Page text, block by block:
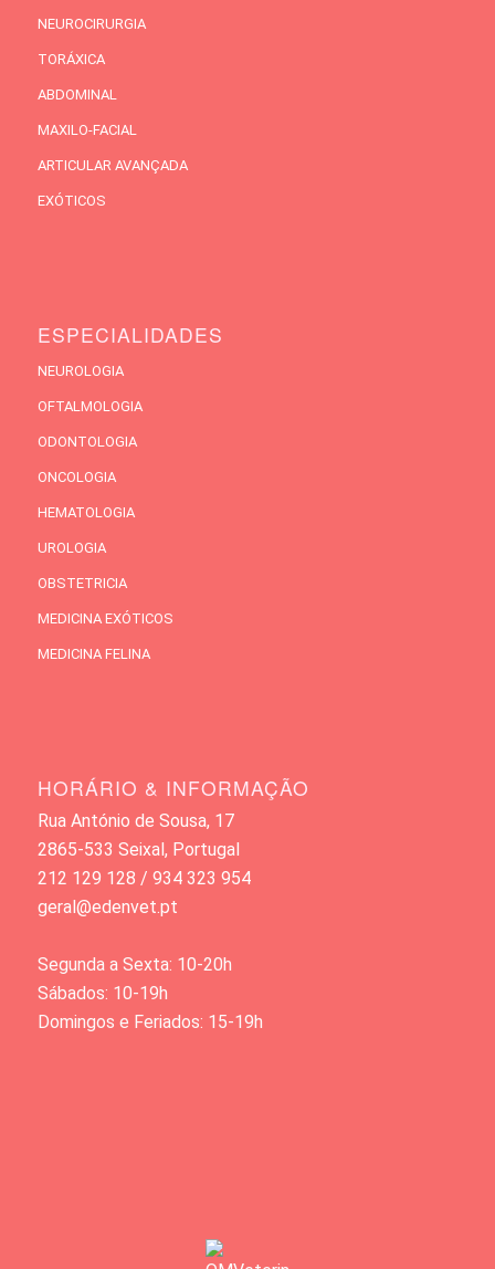
NEUROCIRURGIA
TORÁXICA
ABDOMINAL
MAXILO-FACIAL
ARTICULAR AVANÇADA
EXÓTICOS
ESPECIALIDADES
NEUROLOGIA
OFTALMOLOGIA
ODONTOLOGIA
ONCOLOGIA
HEMATOLOGIA
UROLOGIA
OBSTETRICIA
MEDICINA EXÓTICOS
MEDICINA FELINA
HORÁRIO & INFORMAÇÃO
Rua António de Sousa, 17
2865-533 Seixal, Portugal
212 129 128 / 934 323 954
geral@edenvet.pt
Segunda a Sexta: 10-20h
Sábados: 10-19h
Domingos e Feriados: 15-19h